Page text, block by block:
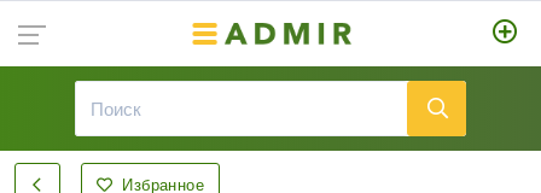
Избранное